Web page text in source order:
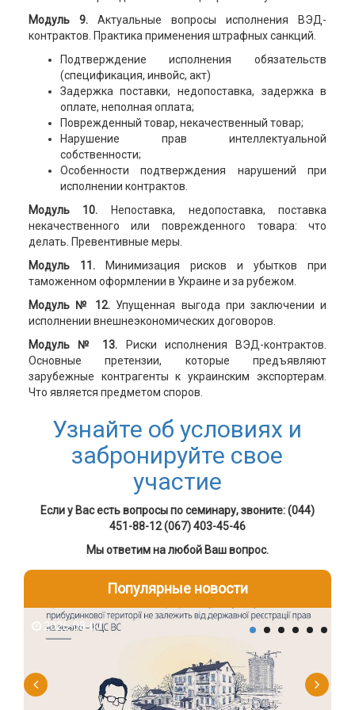
Модуль 9.Актуальные вопросы исполнения ВЭД-
контрактов. Практика применения штрафных санкций.
Подтверждение исполнения обязательств
(спецификация, инвойс, акт)
Задержка поставки, недопоставка, задержка в
оплате, неполная оплата;
Поврежденный товар, некачественный товар;
Нарушение прав интеллектуальной
собственности;
Особенности подтверждения нарушений при
исполнении контрактов.
Модуль 10. Непоставка, недопоставка, поставка
некачественного или поврежденного товара: что
делать. Превентивные меры.
Модуль 11.Минимизация рисков и убытков при
таможенном оформлении в Украине и за рубежом.
Модуль № 12. Упущенная выгода при заключении и
исполнении внешнеэкономических договоров.
Модуль № 13. Риски исполнения ВЭД-контрактов.
Основные претензии, которые предъявляют
зарубежные контрагенты к украинским экспортерам.
Что является предметом споров.
Узнайте об условиях и
забронируйте свое
участие
Если у Вас есть вопросы по семинару, звоните: (044)
451-88-12 (067) 403-45-46
Мы ответим на любой Ваш вопрос.
Популярные новости
2026-08-07